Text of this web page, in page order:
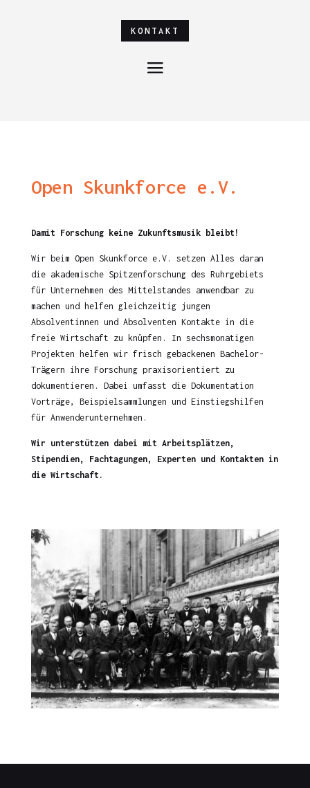
KONTAKT
Open Skunkforce e.V.
Damit Forschung keine Zukunftsmusik bleibt!
Wir beim Open Skunkforce e.V. setzen Alles daran
die akademische Spitzenforschung des Ruhrgebiets
für Unternehmen des Mittelstandes anwendbar zu
machen und helfen gleichzeitig jungen
Absolventinnen und Absolventen Kontakte in die
freie Wirtschaft zu knüpfen. In sechsmonatigen
Projekten helfen wir frisch gebackenen Bachelor-
Trägern ihre Forschung praxisorientiert zu
dokumentieren. Dabei umfasst die Dokumentation
Vorträge, Beispielsammlungen und Einstiegshilfen
für Anwenderunternehmen.
Wir unterstützen dabei mit Arbeitsplätzen,
Stipendien, Fachtagungen, Experten und Kontakten in
die Wirtschaft.